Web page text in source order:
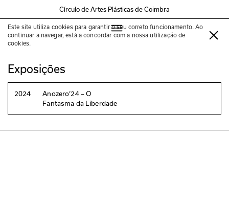
Círculo de Artes Plásticas de Coimbra
Este site utiliza cookies para garantir o seu correto funcionamento. Ao
continuar a navegar, está a concordar com a nossa utilização de
cookies.
Marta Mestre
Exposições
2024
Anozero‘24 – O
Fantasma da Liberdade